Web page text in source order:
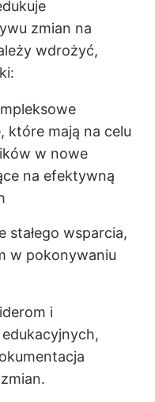
zmian na
wdrożyć,
które mają na celu
w nowe
na efektywną
stałego wsparcia,
w pokonywaniu
i